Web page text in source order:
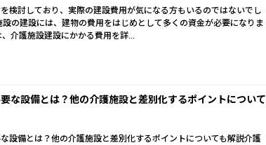
検討しており、実際の建設費用が気になる方もいるのではないでし
設の建設には、建物の費用をはじめとして多くの資金が必要になりま
、介護施設建設にかかる費用を詳...
な設備とは？他の介護施設と差別化するポイントについて
設備とは？他の介護施設と差別化するポイントについても解説介護